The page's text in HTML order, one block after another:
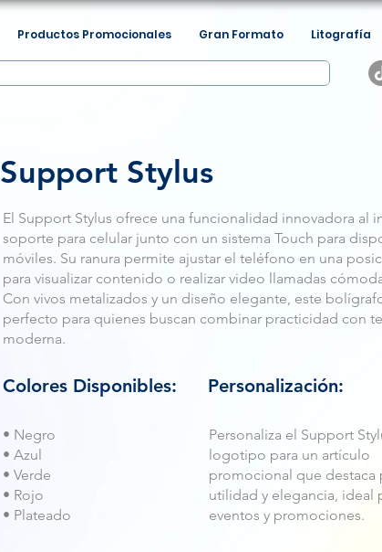
Productos Promocionales Gran Formato Litografía
Support Stylus
El Support Stylus ofrece una funcionalidad innovadora al
soporte para celular junto con un sistema Touch para
móviles. Su ranura permite ajustar el teléfono en una
para visualizar contenido o realizar video llamadas
Con vivos metalizados y un diseño elegante, este
perfecto para quienes buscan combinar practicidad con
moderna.
Colores Disponibles: Personalización:
• Negro
• Azul
• Verde
• Rojo
• Plateado
Personaliza el Support
logotipo para un artículo
promocional que destaca
utilidad y elegancia, ideal
eventos y promociones.